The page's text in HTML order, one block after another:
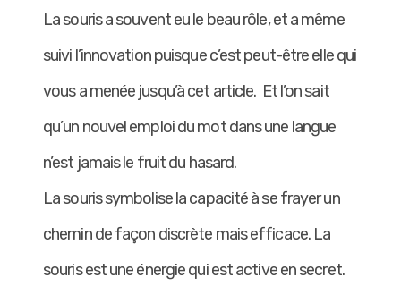
La souris a souvent eu le beau rôle, et a même
suivi l’innovation puisque c’est peut-être elle qui
vous a menée jusqu’à cet article. Et l’on sait
qu’un nouvel emploi du mot dans une langue
n’est jamais le fruit du hasard.
La souris symbolise la capacité à se frayer un
chemin de façon discrète mais efficace. La
souris est une énergie qui est active en secret.